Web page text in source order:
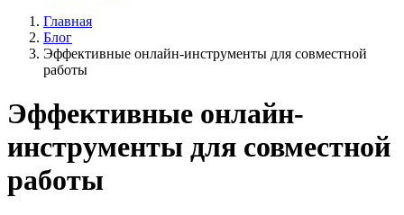
Главная
Блог
Эффективные онлайн-инструменты для совместной
работы
Эффективные онлайн-
инструменты для совместной
работы